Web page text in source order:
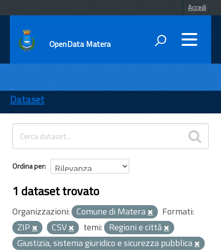
Accedi
OpenData Matera
ENTI
TEMI
INFORMAZIONI
Dataset
Ordina per
1 dataset trovato
Organizzazioni: Comune di Matera
Formati:
ZIP
CSV temi: Regioni e città
Giustizia, sistema giuridico e sicurezza pubblica